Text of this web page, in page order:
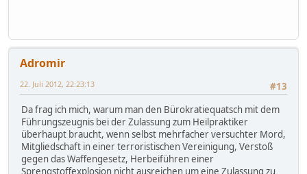
Adromir
#13
22. Juli 2012, 22:23:13
Da frag ich mich, warum man den Bürokratiequatsch mit dem
Führungszeugnis bei der Zulassung zum Heilpraktiker
überhaupt braucht, wenn selbst mehrfacher versuchter Mord,
Mitgliedschaft in einer terroristischen Vereinigung, Verstoß
gegen das Waffengesetz, Herbeiführen einer
Sprengstoffexplosion nicht ausreichen um eine Zulassung zu